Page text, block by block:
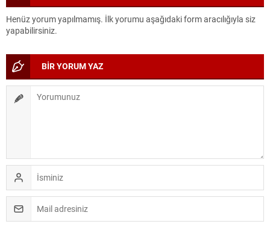
Henüz yorum yapılmamış. İlk yorumu aşağıdaki form aracılığıyla siz
yapabilirsiniz.
BİR YORUM YAZ